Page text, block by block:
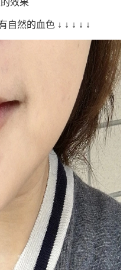
自然的血色 ↓ ↓ ↓ ↓ ↓